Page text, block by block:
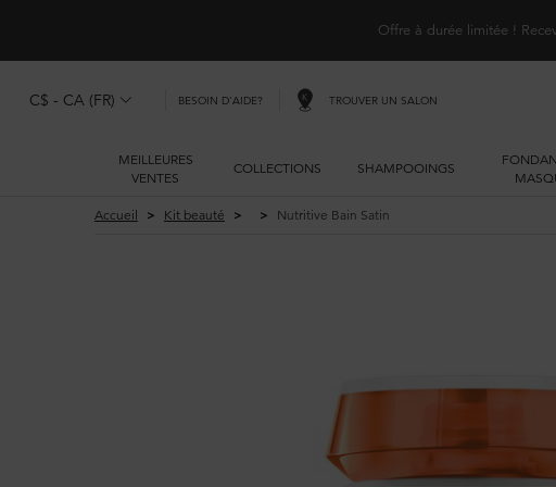
Offre à durée limitée !
C$ - CA (FR) BESOIN D'AIDE? TROUVER UN SALON
MEILLEURES
VENTES
COLLECTIONS SHAMPOOINGS
Accueil Kit beauté Nutritive Bain Satin